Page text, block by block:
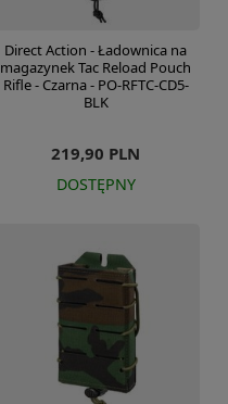
Direct Action - Ładownica na
magazynek Tac Reload Pouch
Rifle - Czarna - PO-RFTC-CD5-
BLK
219,90 PLN
DOSTĘPNY